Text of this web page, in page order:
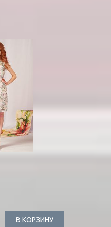
В КОРЗИНУ